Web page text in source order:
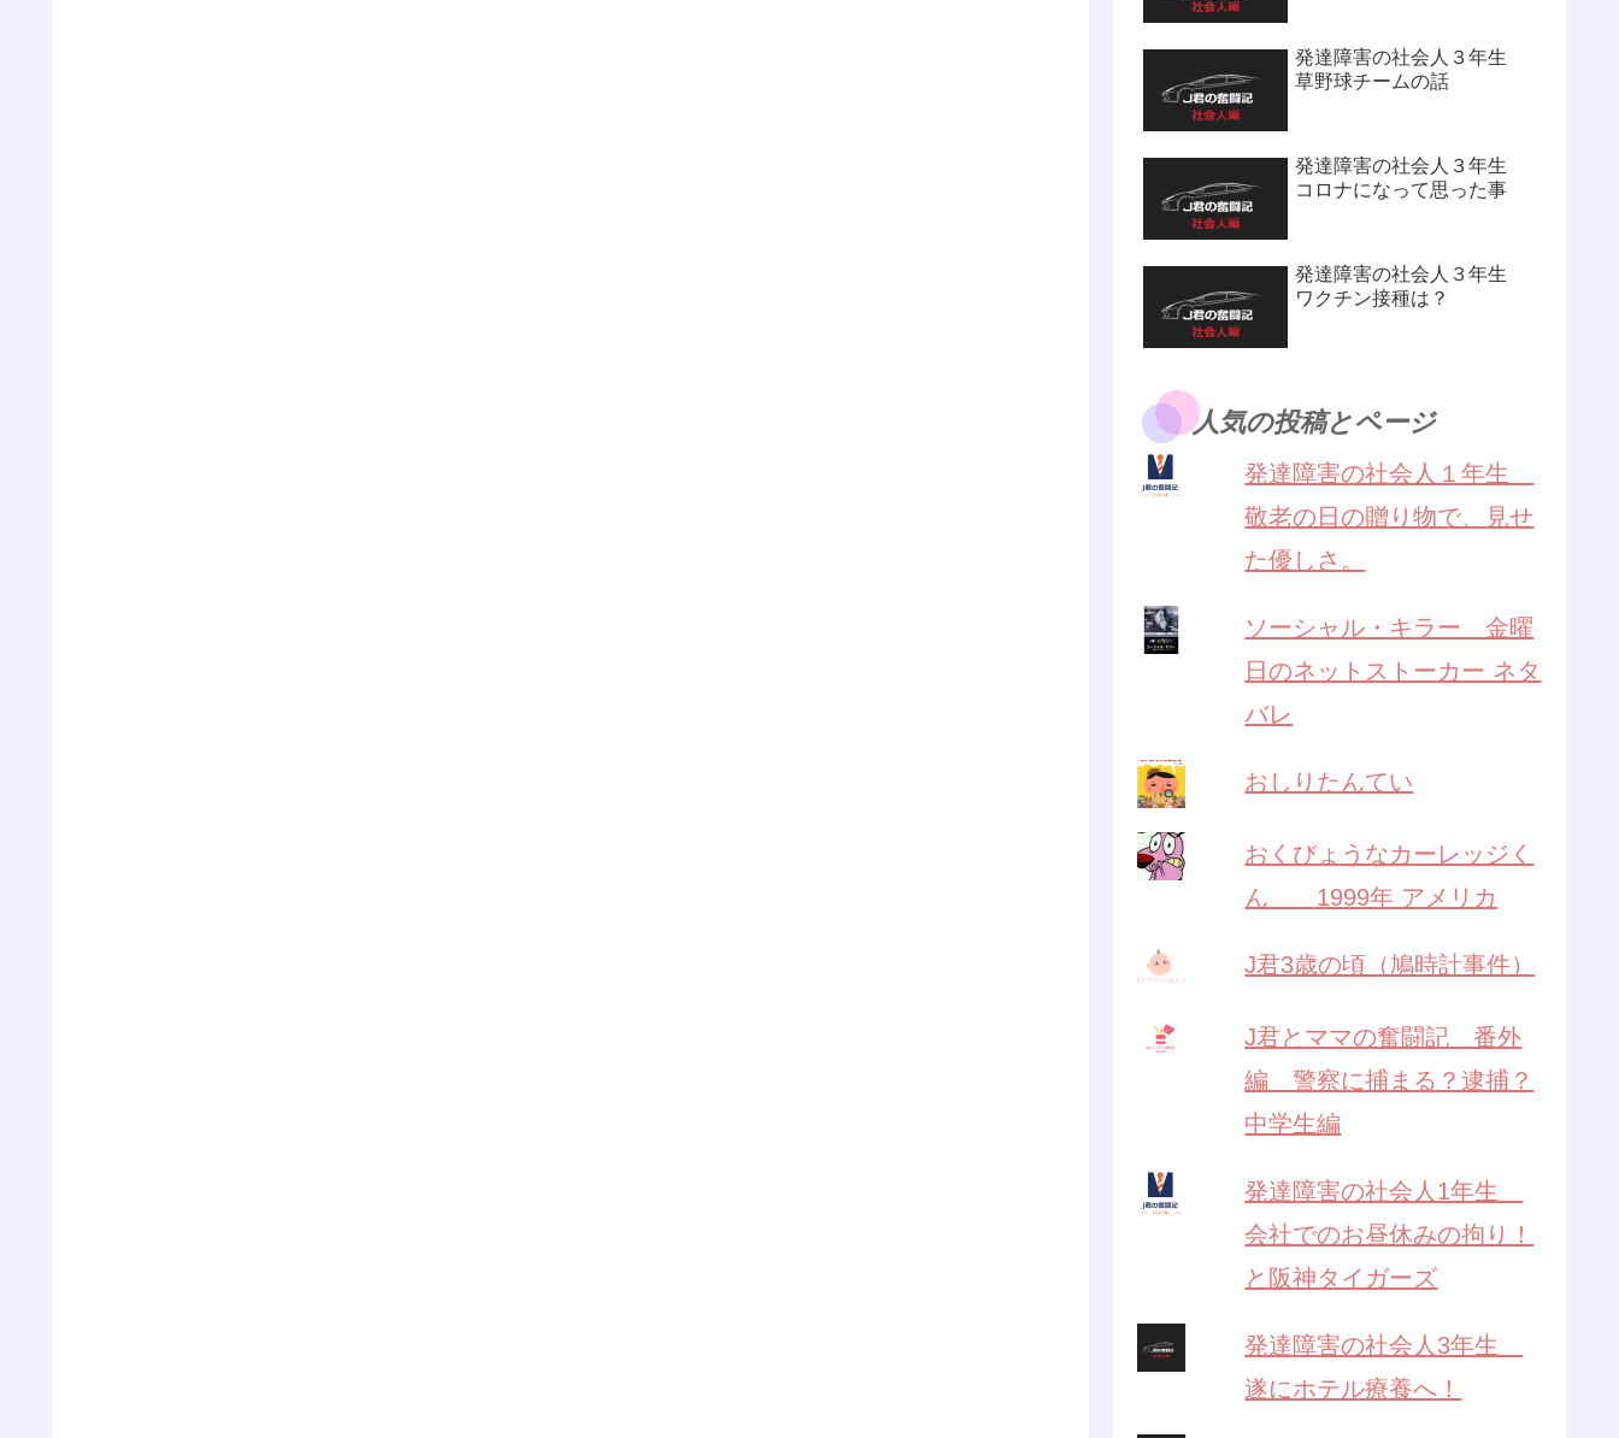
発達障害の社会人３年生
草野球チームの話
発達障害の社会人３年生
コロナになって思った事
発達障害の社会人３年生
ワクチン接種は？
人気の投稿とページ
発達障害の社会人１年生
敬老の日の贈り物で、見せ
た優しさ。
ソーシャル・キラー 金曜
日のネットストーカー ネタ
バレ
おしりたんてい
おくびょうなカーレッジく
ん 1999年 アメリカ
J君3歳の頃（鳩時計事件）
J君とママの奮闘記 番外
編 警察に捕まる？逮捕？
中学生編
発達障害の社会人1年生
会社でのお昼休みの拘り！
と阪神タイガーズ
発達障害の社会人3年生
遂にホテル療養へ！